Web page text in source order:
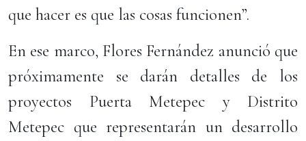
que hacer es que las cosas funcionen”.
En ese marco, Flores Fernández anunció que
próximamente se darán detalles de los
proyectos Puerta Metepec y Distrito
Metepec que representarán un desarrollo